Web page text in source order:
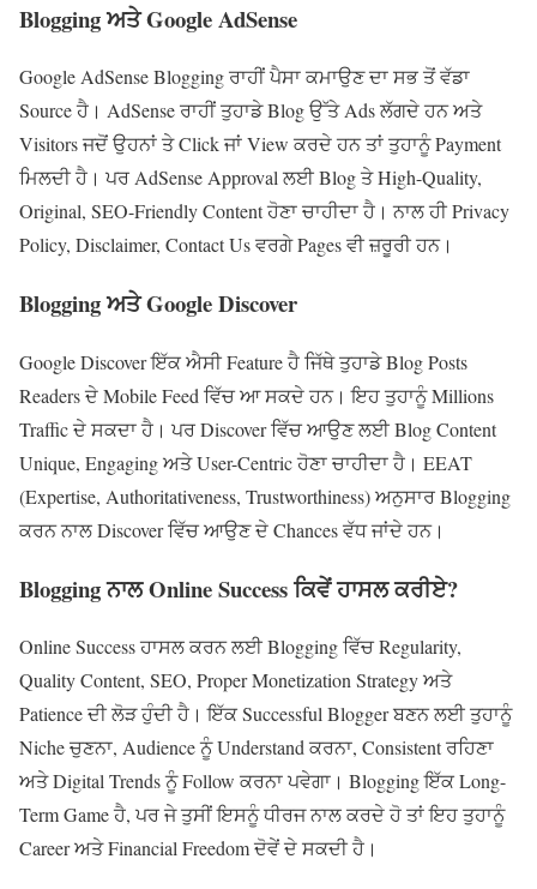
BloggingਅਤੇGoogle AdSense
Google AdSense Blogging ਰਾਹੀਂ ਪੈਸਾ ਕਮਾਉਣ ਦਾ ਸਭ ਤੋਂ ਵੱਡਾ
Source ਹੈ। AdSense ਰਾਹੀਂ ਤੁਹਾਡੇ Blog ਉੱਤੇ Ads ਲੱਗਦੇ ਹਨ ਅਤੇ
Visitors ਜਦੋਂ ਉਹਨਾਂ ਤੇ Click ਜਾਂ View ਕਰਦੇ ਹਨ ਤਾਂ ਤੁਹਾਨੂੰ Payment
ਮਿਲਦੀ ਹੈ। ਪਰ AdSense Approval ਲਈ Blog ਤੇ High-Quality,
Original, SEO-Friendly Content ਹੋਣਾ ਚਾਹੀਦਾ ਹੈ। ਨਾਲ ਹੀ Privacy
Policy, Disclaimer, Contact Us ਵਰਗੇ Pages ਵੀ ਜ਼ਰੂਰੀ ਹਨ।
BloggingਅਤੇGoogle Discover
Google Discover ਇੱਕ ਐਸੀ Feature ਹੈ ਜਿੱਥੇ ਤੁਹਾਡੇ Blog Posts
Readers ਦੇ Mobile Feed ਵਿੱਚ ਆ ਸਕਦੇ ਹਨ। ਇਹ ਤੁਹਾਨੂੰ Millions
Traffic ਦੇ ਸਕਦਾ ਹੈ। ਪਰ Discover ਵਿੱਚ ਆਉਣ ਲਈ Blog Content
Unique, Engaging ਅਤੇ User-Centric ਹੋਣਾ ਚਾਹੀਦਾ ਹੈ। EEAT
(Expertise, Authoritativeness, Trustworthiness) ਅਨੁਸਾਰ Blogging
ਕਰਨ ਨਾਲ Discover ਵਿੱਚ ਆਉਣ ਦੇ Chances ਵੱਧ ਜਾਂਦੇ ਹਨ।
BloggingਨਾਲOnline Successਕਿਵੇਂ ਹਾਸਲ ਕਰੀਏ?
Online Success ਹਾਸਲ ਕਰਨ ਲਈ Blogging ਵਿੱਚ Regularity,
Quality Content, SEO, Proper Monetization Strategy ਅਤੇ
Patience ਦੀ ਲੋੜ ਹੁੰਦੀ ਹੈ। ਇੱਕ Successful Blogger ਬਣਨ ਲਈ ਤੁਹਾਨੂੰ
Niche ਚੁਣਨਾ, Audience ਨੂੰ Understand ਕਰਨਾ, Consistent ਰਹਿਣਾ
ਅਤੇ Digital Trends ਨੂੰ Follow ਕਰਨਾ ਪਵੇਗਾ। Blogging ਇੱਕ Long-
Term Game ਹੈ, ਪਰ ਜੇ ਤੁਸੀਂ ਇਸਨੂੰ ਧੀਰਜ ਨਾਲ ਕਰਦੇ ਹੋ ਤਾਂ ਇਹ ਤੁਹਾਨੂੰ
Career ਅਤੇ Financial Freedom ਦੋਵੇਂ ਦੇ ਸਕਦੀ ਹੈ।